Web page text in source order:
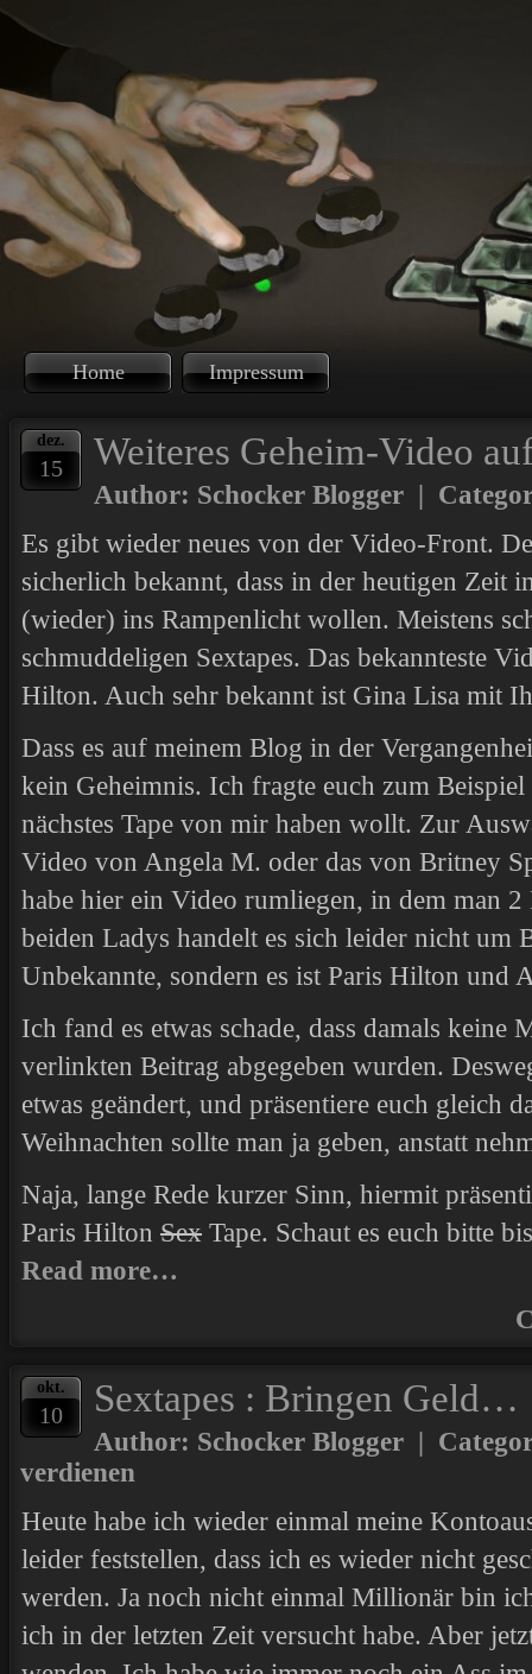
Home Impressum
dez.
15 Weiteres Geheim-Video
Author: Schocker Blogger |
Es gibt wieder neues von der Video-Front.
sicherlich bekannt, dass in der heutigen Zeit
(wieder) ins Rampenlicht wollen. Meistens
schmuddeligen Sextapes. Das bekannteste
Hilton. Auch sehr bekannt ist Gina Lisa mit
Dass es auf meinem Blog in der
kein Geheimnis. Ich fragte euch zum
nächstes Tape von mir haben wollt. Zur
Video von Angela M. oder das von Britney
habe hier ein Video rumliegen, in dem man
beiden Ladys handelt es sich leider nicht um
Unbekannte, sondern es ist Paris Hilton und
Ich fand es etwas schade, dass damals keine
verlinkten Beitrag abgegeben wurden.
etwas geändert, und präsentiere euch gleich
Weihnachten sollte man ja geben, anstatt
Naja, lange Rede kurzer Sinn, hiermit
Paris Hilton Sex Tape. Schaut es euch bitte
Read more…
okt.
10 Sextapes : Bringen Geld…
Author: Schocker Blogger |
verdienen
Heute habe ich wieder einmal meine
leider feststellen, dass ich es wieder nicht
werden. Ja noch nicht einmal Millionär bin
ich in der letzten Zeit versucht habe. Aber